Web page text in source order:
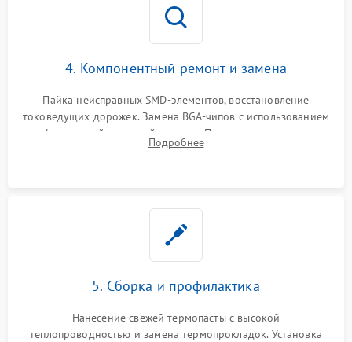
4. Компонентный ремонт и замена
Пайка неисправных SMD-элементов, восстановление
токоведущих дорожек. Замена BGA-чипов с использованием
инфракрасной паяльной станции. Прошивка микросхемы
BIOS или замена поврежденных портов USB
Подробнее
5. Сборка и профилактика
Нанесение свежей термопасты с высокой
теплопроводностью и замена термопрокладок. Установка